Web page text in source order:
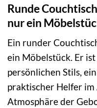
Runde
nur ein
Ein runder
ein Möbelstück. Er
persönlichen Stils,
praktischer Helfer
Atmosphäre der